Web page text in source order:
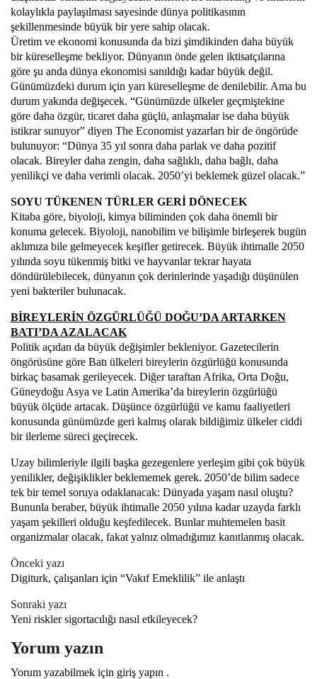
kolaylıkla paylaşılması sayesinde dünya politikasının
şekillenmesinde büyük bir yere sahip olacak.
Üretim ve ekonomi konusunda da bizi şimdikinden daha büyük
bir küreselleşme bekliyor. Dünyanın önde gelen iktisatçılarına
göre şu anda dünya ekonomisi sanıldığı kadar büyük değil.
Günümüzdeki durum için yarı küreselleşme de denilebilir. Ama bu
durum yakında değişecek. “Günümüzde ülkeler geçmiştekine
göre daha özgür, ticaret daha güçlü, anlaşmalar ise daha büyük
istikrar sunuyor” diyen The Economist yazarları bir de öngörüde
bulunuyor: “Dünya 35 yıl sonra daha parlak ve daha pozitif
olacak. Bireyler daha zengin, daha sağlıklı, daha bağlı, daha
yenilikçi ve daha verimli olacak. 2050’yi beklemek güzel olacak.”
SOYU TÜKENEN TÜRLER GERİ DÖNECEK
Kitaba göre, biyoloji, kimya biliminden çok daha önemli bir
konuma gelecek. Biyoloji, nanobilim ve bilişimle birleşerek bugün
aklımıza bile gelmeyecek keşifler getirecek. Büyük ihtimalle 2050
yılında soyu tükenmiş bitki ve hayvanlar tekrar hayata
döndürülebilecek, dünyanın çok derinlerinde yaşadığı düşünülen
yeni bakteriler bulunacak.
BİREYLERİN ÖZGÜRLÜĞÜ DOĞU’DA ARTARKEN
BATI’DA AZALACAK
Politik açıdan da büyük değişimler bekleniyor. Gazetecilerin
öngörüsüne göre Batı ülkeleri bireylerin özgürlüğü konusunda
birkaç basamak gerileyecek. Diğer taraftan Afrika, Orta Doğu,
Güneydoğu Asya ve Latin Amerika’da bireylerin özgürlüğü
büyük ölçüde artacak. Düşünce özgürlüğü ve kamu faaliyetleri
konusunda günümüzde geri kalmış olarak bildiğimiz ülkeler ciddi
bir ilerleme süreci geçirecek.
Uzay bilimleriyle ilgili başka gezegenlere yerleşim gibi çok büyük
yenilikler, değişiklikler beklememek gerek. 2050’de bilim sadece
tek bir temel soruya odaklanacak: Dünyada yaşam nasıl oluştu?
Bununla beraber, büyük ihtimalle 2050 yılına kadar uzayda farklı
yaşam şekilleri olduğu keşfedilecek. Bunlar muhtemelen basit
organizmalar olacak, fakat yalnız olmadığımız kanıtlanmış olacak.
Önceki yazı
Digiturk, çalışanları için “Vakıf Emeklilik” ile anlaştı
Sonraki yazı
Yeni riskler sigortacılığı nasıl etkileyecek?
Yorum yazın
Yorum yazabilmek için giriş yapın .